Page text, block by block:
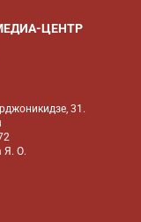
ЦЕНТР
31.
Я. О.